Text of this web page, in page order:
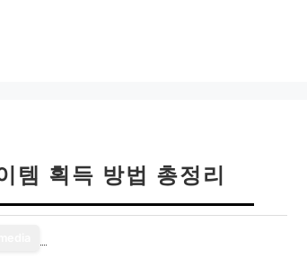
템 획득 방법 총정리